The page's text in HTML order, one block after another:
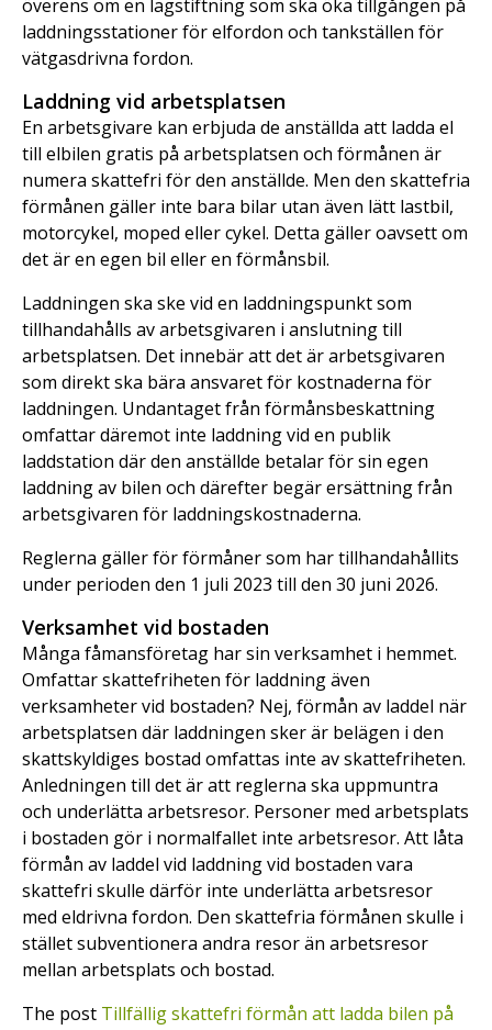
överens om en lagstiftning som ska öka tillgången på
laddningsstationer för elfordon och tankställen för
vätgasdrivna fordon.
Laddning vid arbetsplatsen
En arbetsgivare kan erbjuda de anställda att ladda el
till elbilen gratis på arbetsplatsen och förmånen är
numera skattefri för den anställde. Men den skattefria
förmånen gäller inte bara bilar utan även lätt lastbil,
motorcykel, moped eller cykel. Detta gäller oavsett om
det är en egen bil eller en förmånsbil.
Laddningen ska ske vid en laddningspunkt som
tillhandahålls av arbetsgivaren i anslutning till
arbetsplatsen. Det innebär att det är arbetsgivaren
som direkt ska bära ansvaret för kostnaderna för
laddningen. Undantaget från förmånsbeskattning
omfattar däremot inte laddning vid en publik
laddstation där den anställde betalar för sin egen
laddning av bilen och därefter begär ersättning från
arbetsgivaren för laddningskostnaderna.
Reglerna gäller för förmåner som har tillhandahållits
under perioden den 1 juli 2023 till den 30 juni 2026.
Verksamhet vid bostaden
Många fåmansföretag har sin verksamhet i hemmet.
Omfattar skattefriheten för laddning även
verksamheter vid bostaden? Nej, förmån av laddel när
arbetsplatsen där laddningen sker är belägen i den
skattskyldiges bostad omfattas inte av skattefriheten.
Anledningen till det är att reglerna ska uppmuntra
och underlätta arbetsresor. Personer med arbetsplats
i bostaden gör i normalfallet inte arbetsresor. Att låta
förmån av laddel vid laddning vid bostaden vara
skattefri skulle därför inte underlätta arbetsresor
med eldrivna fordon. Den skattefria förmånen skulle i
stället subventionera andra resor än arbetsresor
mellan arbetsplats och bostad.
The post Tillfällig skattefri förmån att ladda bilen på